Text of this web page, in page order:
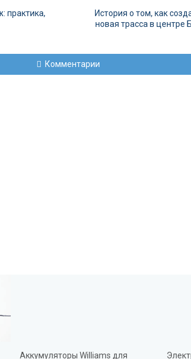
практика,
История о том, как
новая трасса в центре
Комментарии
Аккумуляторы Williams для